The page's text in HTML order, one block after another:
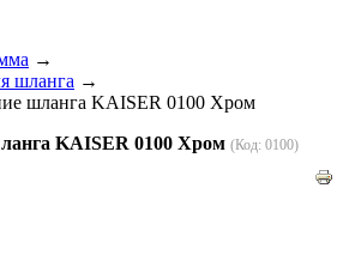
→
шланга →
шланга KAISER 0100 Хром
KAISER 0100 Хром (Код: 0100)